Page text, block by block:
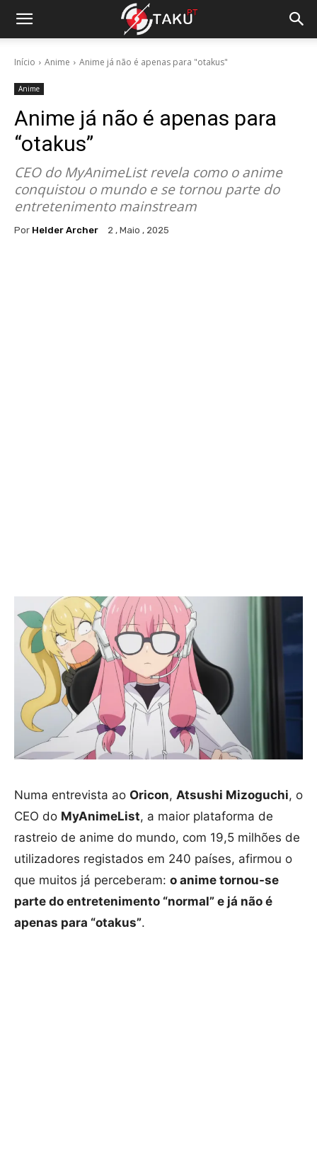
Início Anime Anime já não é apenas para "otakus"
Anime
Anime já não é apenas para
“otakus”
CEO do MyAnimeList revela como o anime
conquistou o mundo e se tornou parte do
entretenimento mainstream
Por Helder Archer 2 , Maio , 2025
Numa entrevista ao Oricon, Atsushi Mizoguchi, o
CEO do MyAnimeList, a maior plataforma de
rastreio de anime do mundo, com 19,5 milhões de
utilizadores registados em 240 países, afirmou o
que muitos já perceberam: o anime tornou-se
parte do entretenimento “normal” e já não é
apenas para “otakus”.